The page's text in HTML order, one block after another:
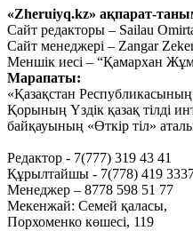
Ауыл шаруашылығын
дамытпай, бәсекеге
экономика құру мүмкін
Қыркүйек 15, 2020
Тағы оқу
«Zheruiyq.kz» ақпарат-
Сайт редакторы – Sailau
Сайт менеджері – Zangar
Меншік иесі – “Қамархан
Марапаты:
«Қазақстан
Қорының Үздік қазақ тілді
байқауының «Өткір тіл»
Редактор - 7(777) 319 43 41
Құрылтайшы - 7(778) 419
Менеджер – 8778 598 51 77
Мекенжай: Семей қаласы,
Порхоменко көшесі, 119